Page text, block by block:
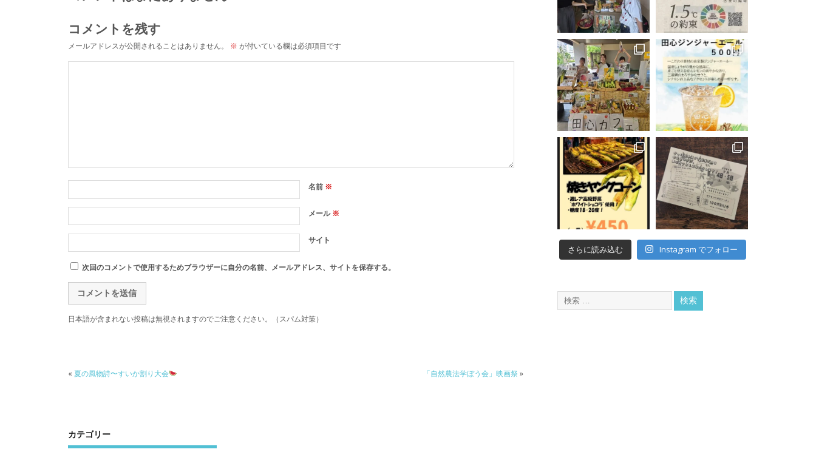
コメントを残す
メールアドレスが公開されることはありません。 ※ が付いている欄は必須項目です
名前 ※
メール※
サイト
次回のコメントで使用するためブラウザーに自分の名前、メールアドレス、サイトを保存する。
日本語が含まれない投稿は無視されますのでご注意ください。（スパム対策）
« 夏の風物詩〜すいか割り大会 「自然農法学ぼう会」映画祭»
さらに読み込む Instagram でフォロー
カテゴリー